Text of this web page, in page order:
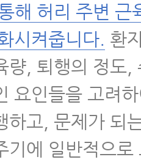
해 허리 주변 근
시켜줍니다. 환
량, 퇴행의 정도,
요인들을 고려
하고, 문제가 되
기에 일반적으로